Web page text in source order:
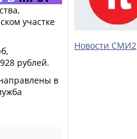
участке
рублей.
в
Новости СМИ2